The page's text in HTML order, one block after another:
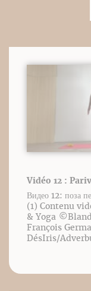
Vidéo 12 :
Видео 12: поза
(1) Contenu
& Yoga
François
DésIris/